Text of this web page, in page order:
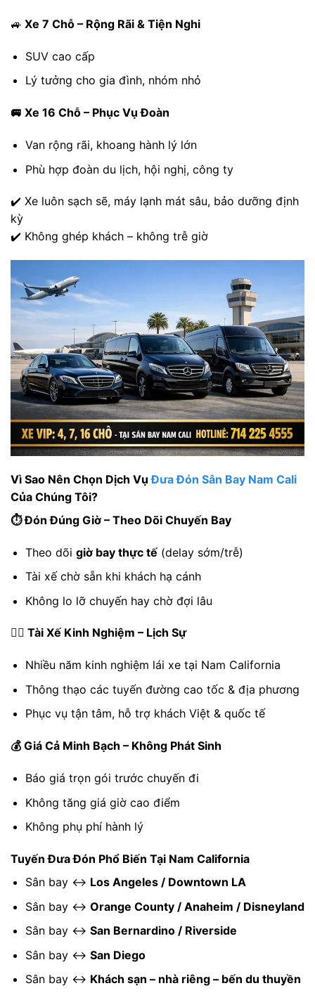
🚙 Xe 7 Chỗ – Rộng Rãi & Tiện Nghi
SUV cao cấp
Lý tưởng cho gia đình, nhóm nhỏ
🚐 Xe 16 Chỗ – Phục Vụ Đoàn
Van rộng rãi, khoang hành lý lớn
Phù hợp đoàn du lịch, hội nghị, công ty
✔️ Xe luôn sạch sẽ, máy lạnh mát sâu, bảo dưỡng định
kỳ
✔️ Không ghép khách – không trễ giờ
Vì Sao Nên Chọn Dịch VụĐưa Đón Sân Bay Nam Cali
Của Chúng Tôi?
⏱️ Đón Đúng Giờ – Theo Dõi Chuyến Bay
Theo dõi giờ bay thực tế(delay sớm/trễ)
Tài xế chờ sẵn khi khách hạ cánh
Không lo lỡ chuyến hay chờ đợi lâu
👨‍✈️ Tài Xế Kinh Nghiệm – Lịch Sự
Nhiều năm kinh nghiệm lái xe tại Nam California
Thông thạo các tuyến đường cao tốc & địa phương
Phục vụ tận tâm, hỗ trợ khách Việt & quốc tế
💰 Giá Cả Minh Bạch – Không Phát Sinh
Báo giá trọn gói trước chuyến đi
Không tăng giá giờ cao điểm
Không phụ phí hành lý
Tuyến Đưa Đón Phổ Biến Tại Nam California
Sân bay ↔ Los Angeles / Downtown LA
Sân bay ↔ Orange County / Anaheim / Disneyland
Sân bay ↔ San Bernardino / Riverside
Sân bay ↔ San Diego
Sân bay ↔ Khách sạn – nhà riêng – bến du thuyền